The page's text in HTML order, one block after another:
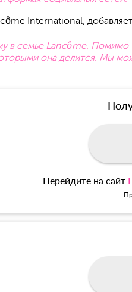
International,
в семье Lancôme. Помимо
она делится. Мы
Перейдите на сайт